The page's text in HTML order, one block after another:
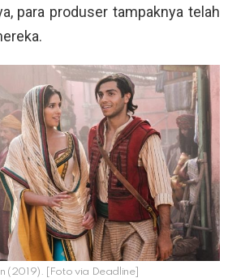
para produser tampaknya telah
(2019). [Foto via Deadline]